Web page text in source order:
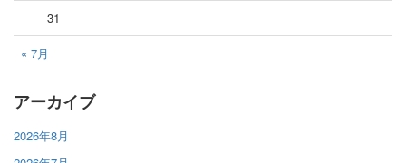
« 7月
31
アーカイブ
2026年8月